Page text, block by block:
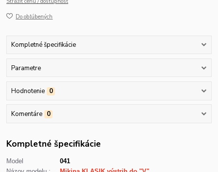
Do obľúbených
Kompletné špecifikácie
Parametre
Hodnotenie 0
Komentáre 0
Kompletné špecifikácie
Model
041